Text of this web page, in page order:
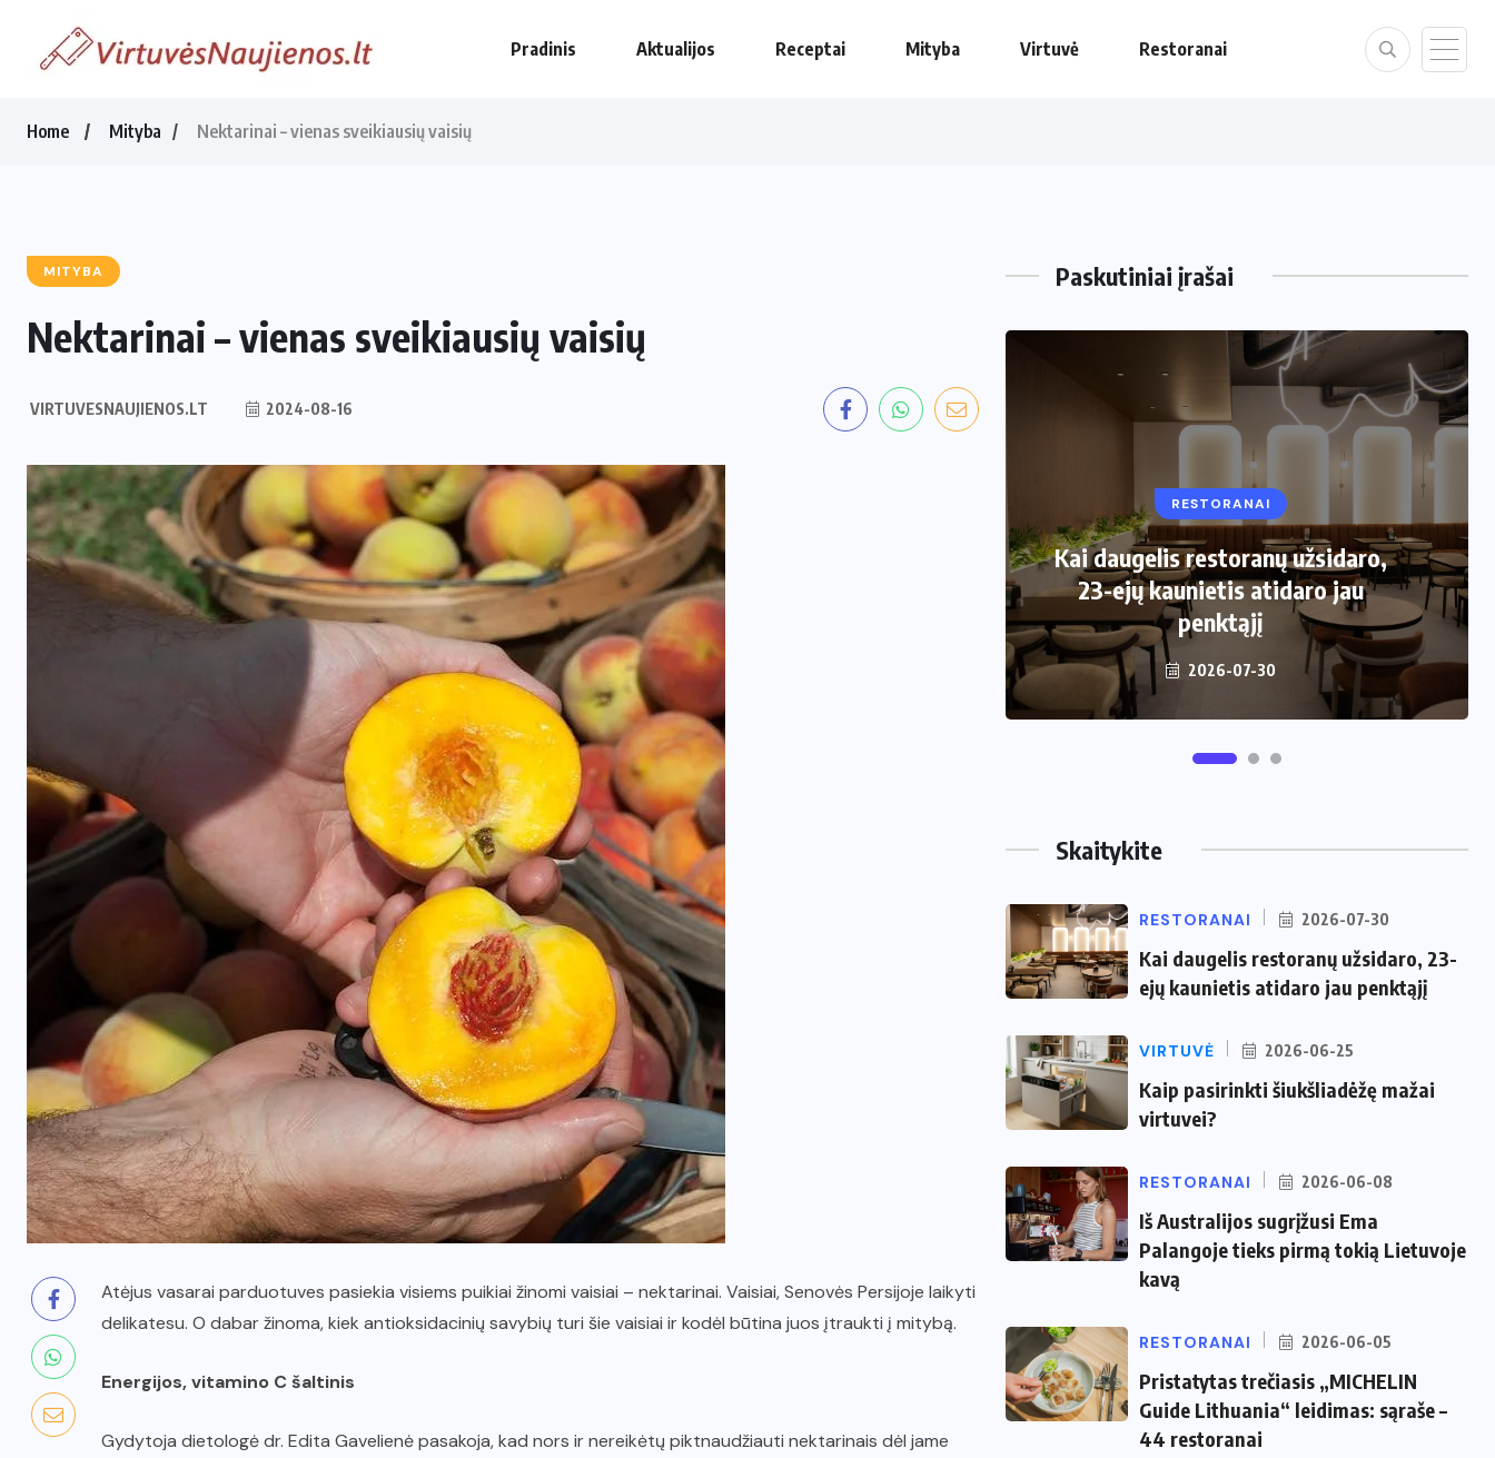
Pradinis Aktualijos Receptai Mityba Virtuvė Restoranai
Home Mityba Nektarinai – vienas sveikiausių vaisių
MITYBA
Nektarinai – vienas sveikiausių vaisių
VIRTUVESNAUJIENOS.LT 2024-08-16
Atėjus vasarai parduotuves pasiekia visiems puikiai žinomi vaisiai – nektarinai. Vaisiai, Senovės Persijoje laikyti
delikatesu. O dabar žinoma, kiek antioksidacinių savybių turi šie vaisiai ir kodėl būtina juos įtraukti į mitybą.
Energijos, vitamino C šaltinis
Gydytoja dietologė dr. Edita Gavelienė pasakoja, kad nors ir nereikėtų piktnaudžiauti nektarinais dėl jame
Paskutiniai įrašai
RESTORANAI
Iš Australijos sugrįžusi Ema
Palangoje tieks pirmą tokią
Lietuvoje kavą ir arbatą
2026-06-08
RESTORANAI
Kai daugelis restoranų užsidaro,
23-ejų kaunietis atidaro jau
2026-07-30
Kaip pasirinkti šiukšliadėžę mažai
virtuvei?
2026-06-25
Skaitykite
RESTORANAI 2026-07-30
Kai daugelis restoranų užsidaro, 23-
ejų kaunietis atidaro jau penktąjį
VIRTUVĖ 2026-06-25
Kaip pasirinkti šiukšliadėžę mažai
virtuvei?
RESTORANAI 2026-06-08
Iš Australijos sugrįžusi Ema
Palangoje tieks pirmą tokią Lietuvoje
kavą
RESTORANAI 2026-06-05
Pristatytas trečiasis „MICHELIN
Guide Lithuania“ leidimas: sąraše –
44 restoranai